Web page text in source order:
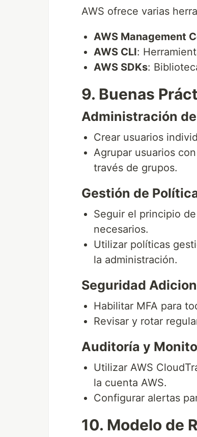
AWS ofrece varias
AWS Management
AWS CLI:
AWS SDKs:
9. Buenas
Administración
Crear usuarios
Agrupar usuarios
través de grupos.
Gestión de
Seguir el principio
necesarios.
Utilizar políticas
la administración.
Seguridad
Habilitar MFA para
Revisar y rotar
Auditoría y
Utilizar AWS
la cuenta AWS.
Configurar alertas
10. Modelo de